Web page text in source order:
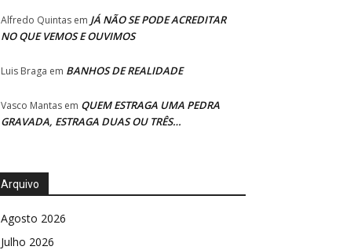
Alfredo Quintas em JÁ NÃO SE PODE ACREDITAR
NO QUE VEMOS E OUVIMOS
Luis Braga em BANHOS DE REALIDADE
Vasco Mantas em QUEM ESTRAGA UMA PEDRA
GRAVADA, ESTRAGA DUAS OU TRÊS…
Arquivo
Agosto 2026
Julho 2026